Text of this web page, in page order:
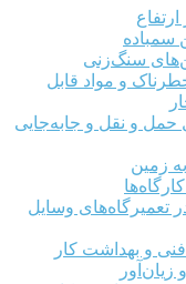
سمباده
سنگ‌زنی
و مواد قابل
حمل و نقل و جابه‌جایی
زمین
تعمیرگاه‌های وسایل
و بهداشت کار